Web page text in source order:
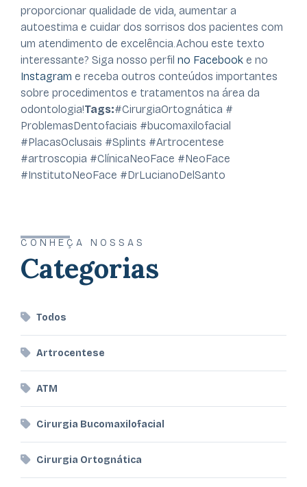
proporcionar qualidade de vida, aumentar a
autoestima e cuidar dos sorrisos dos pacientes com
um atendimento de excelência. Achou este texto
interessante? Siga nosso perfil no Facebook e no
Instagram e receba outros conteúdos importantes
sobre procedimentos e tratamentos na área da
odontologia!Tags:#CirurgiaOrtognática #
ProblemasDentofaciais #bucomaxilofacial
#PlacasOclusais #Splints #Artrocentese
#artroscopia #ClínicaNeoFace #NeoFace
#InstitutoNeoFace #DrLucianoDelSanto
CONHEÇA NOSSAS
Categorias
Todos
Artrocentese
ATM
Cirurgia Bucomaxilofacial
Cirurgia Ortognática